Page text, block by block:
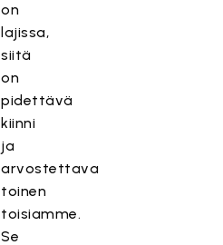
on
lajissa,
siitä
on
pidettävä
kiinni
ja
arvostettava
toinen
toisiamme.
Se